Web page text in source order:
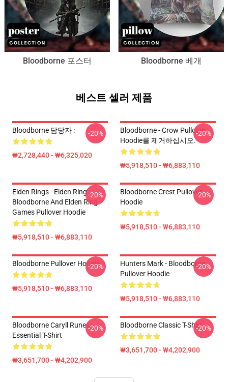
Bloodborne 포스터 Bloodborne 베개
베스트 셀러 제품
Bloodborne 담당자 :
₩2,728,440 - ₩6,325,020
-20%
Bloodborne - Crow Pullover
Hoodie를 제거하십시오.
₩5,918,510 - ₩6,883,110
-20%
Elden Rings - Elden Ring
Bloodborne And Elden Ring
Games Pullover Hoodie
₩5,918,510 - ₩6,883,110
-20%
Bloodborne Crest Pullover
Hoodie
₩5,918,510 - ₩6,883,110
-20%
Bloodborne Pullover Hoodie
₩5,918,510 - ₩6,883,110
-20%
Hunters Mark - Bloodborne
Pullover Hoodie
₩5,918,510 - ₩6,883,110
-20%
Bloodborne Caryll Runes
Essential T-Shirt
₩3,651,700 - ₩4,202,900
-20% Bloodborne Classic T-Shirt
₩3,651,700 - ₩4,202,900
-20%